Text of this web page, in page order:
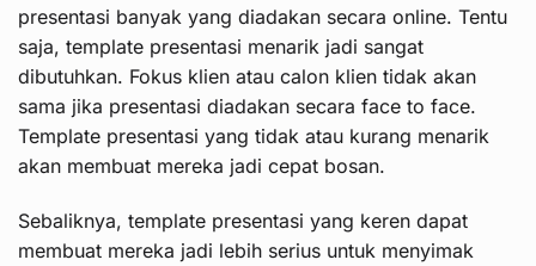
presentasi banyak yang diadakan secara online. Tentu
saja, template presentasi menarik jadi sangat
dibutuhkan. Fokus klien atau calon klien tidak akan
sama jika presentasi diadakan secara face to face.
Template presentasi yang tidak atau kurang menarik
akan membuat mereka jadi cepat bosan.
Sebaliknya, template presentasi yang keren dapat
membuat mereka jadi lebih serius untuk menyimak